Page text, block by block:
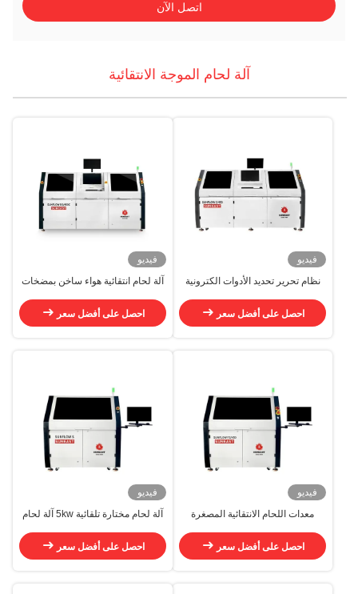
اتصل الآن
آلة لحام الموجة الانتقائية
فيديو
نظام تحرير تحديد الأدوات الكترونية
احصل على أفضل سعر
فيديو
آلة لحام انتقائية هواء ساخن بمضخات
احصل على أفضل سعر
فيديو
معدات اللحام الانتقائية المصغرة
احصل على أفضل سعر
فيديو
آلة لحام مختارة تلقائية 5kw آلة لحام
احصل على أفضل سعر